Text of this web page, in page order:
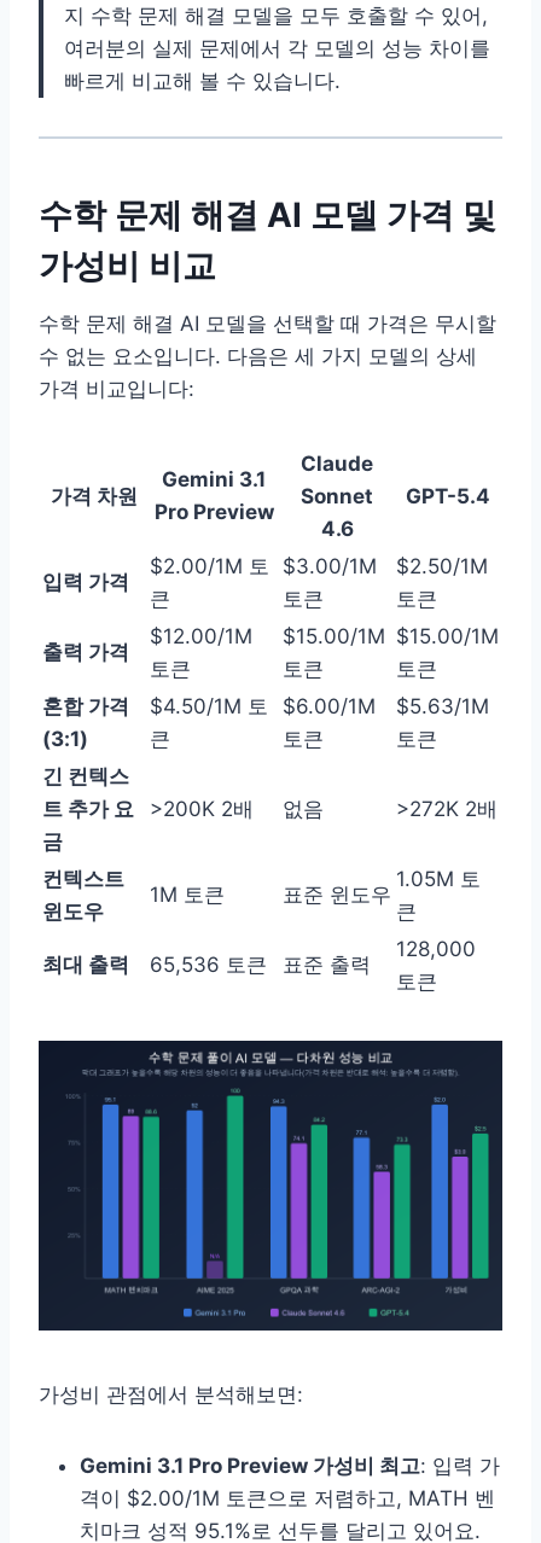
지 수학 문제 해결 모델을 모두 호출할 수 있어,
여러분의 실제 문제에서 각 모델의 성능 차이를
빠르게 비교해 볼 수 있습니다.
수학 문제 해결 AI 모델 가격 및
가성비 비교
수학 문제 해결 AI 모델을 선택할 때 가격은 무시할
수 없는 요소입니다. 다음은 세 가지 모델의 상세
가격 비교입니다:
가격 차원
Gemini 3.1
Pro Preview
Claude
Sonnet
4.6
GPT-5.4
입력 가격
$2.00/1M 토
큰
$3.00/1M
토큰
$2.50/1M
토큰
출력 가격
$12.00/1M
토큰
$15.00/1M
토큰
$15.00/1M
토큰
혼합 가격
(3:1)
$4.50/1M 토
큰
$6.00/1M
토큰
$5.63/1M
토큰
긴 컨텍스
트 추가 요
금
>200K 2배 없음 >272K 2배
컨텍스트
윈도우
1M 토큰 표준 윈도우
1.05M 토
큰
최대 출력 65,536 토큰 표준 출력
128,000
토큰
가성비 관점에서 분석해보면:
Gemini 3.1 Pro Preview 가성비 최고: 입력 가
격이 $2.00/1M 토큰으로 저렴하고, MATH 벤
치마크 성적 95.1%로 선두를 달리고 있어요.